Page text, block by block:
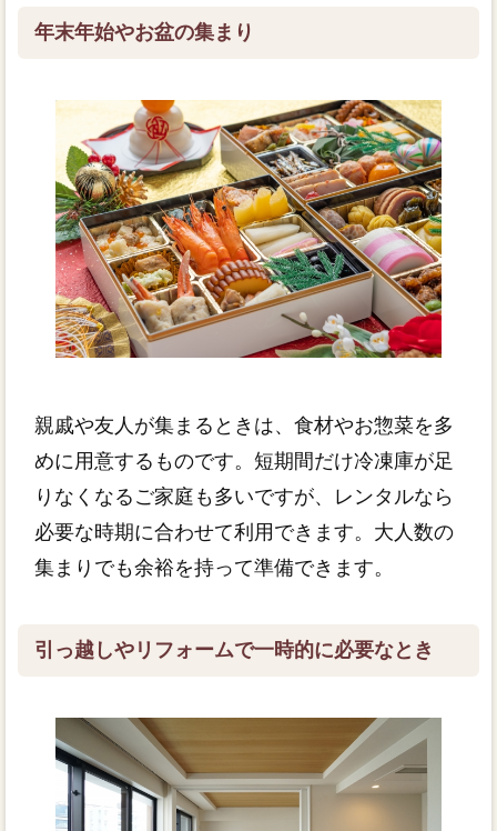
年末年始やお盆の集まり
親戚や友人が集まるときは、食材やお惣菜を多
めに用意するものです。短期間だけ冷凍庫が足
りなくなるご家庭も多いですが、レンタルなら
必要な時期に合わせて利用できます。大人数の
集まりでも余裕を持って準備できます。
引っ越しやリフォームで一時的に必要なとき